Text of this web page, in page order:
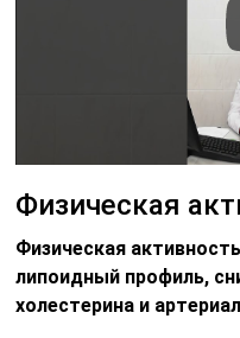
Физическая
Физическая
липоидный профиль,
холестерина и